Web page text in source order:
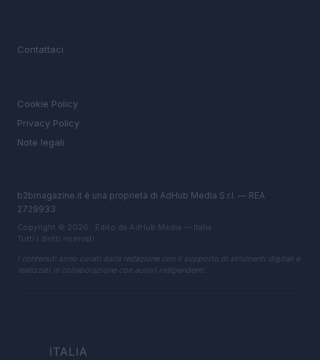
Contattaci
Cookie Policy
Privacy Policy
Note legali
b2bmagazine.it è una proprietà di AdHub Media S.r.l. — REA
2729933
Copyright © 2026 · Edito da AdHub Media — Italia
Tutti i diritti riservati
I contenuti sono curati dalla redazione con il supporto di strumenti digitali e
realizzati in collaborazione con autori indipendenti.
ITALIA